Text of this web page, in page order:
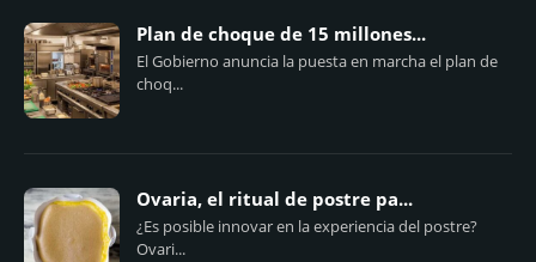
Plan de choque de 15 millones...
El Gobierno anuncia la puesta en marcha el plan de
choq...
Ovaria, el ritual de postre pa...
¿Es posible innovar en la experiencia del postre?
Ovari...